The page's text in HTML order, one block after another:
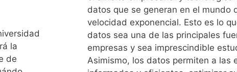
la
de
datos que se generan en el mundo
velocidad exponencial. Esto es lo
datos sea una de las principales
empresas y sea imprescindible
Asimismo, los datos permiten a las